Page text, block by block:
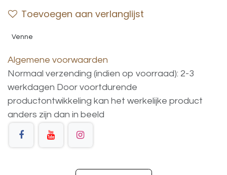
Toevoegen aan verlanglijst
Venne
Algemene voorwaarden
Normaal verzending (indien op voorraad): 2-3
werkdagen Door voortdurende
productontwikkeling kan het werkelijke product
anders zijn dan in beeld